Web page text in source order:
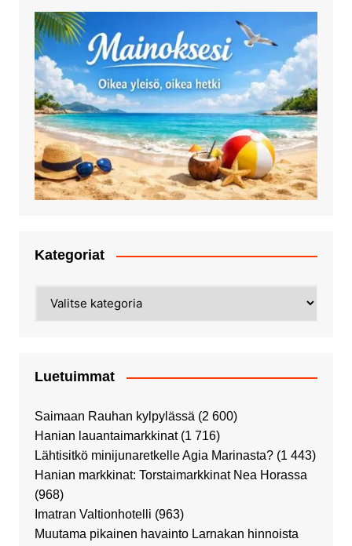
Kategoriat
Luetuimmat
Saimaan Rauhan kylpylässä (2 600)
Hanian lauantaimarkkinat (1 716)
Lähtisitkö minijunaretkelle Agia Marinasta? (1 443)
Hanian markkinat: Torstaimarkkinat Nea Horassa
(968)
Imatran Valtionhotelli (963)
Muutama pikainen havainto Larnakan hinnoista